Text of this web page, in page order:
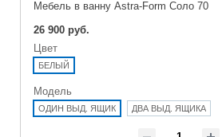
Мебель в ванну Astra-Form Соло 70
26 900 руб.
Цвет
БЕЛЫЙ
Модель
ОДИН ВЫД. ЯЩИК ДВА ВЫД. ЯЩИКА